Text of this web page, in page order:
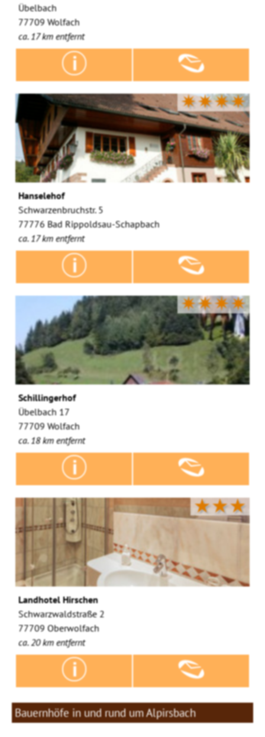
Übelbach
77709 Wolfach
ca. 17 km entfernt
✷✷✷✷
Hanselehof
Schwarzenbruchstr. 5
77776 Bad Rippoldsau-Schapbach
ca. 17 km entfernt
✷✷✷✷
Schillingerhof
Übelbach 17
77709 Wolfach
ca. 18 km entfernt
★★★
Landhotel Hirschen
Schwarzwaldstraße 2
77709 Oberwolfach
ca. 20 km entfernt
Bauernhöfe in und rund um Alpirsbach